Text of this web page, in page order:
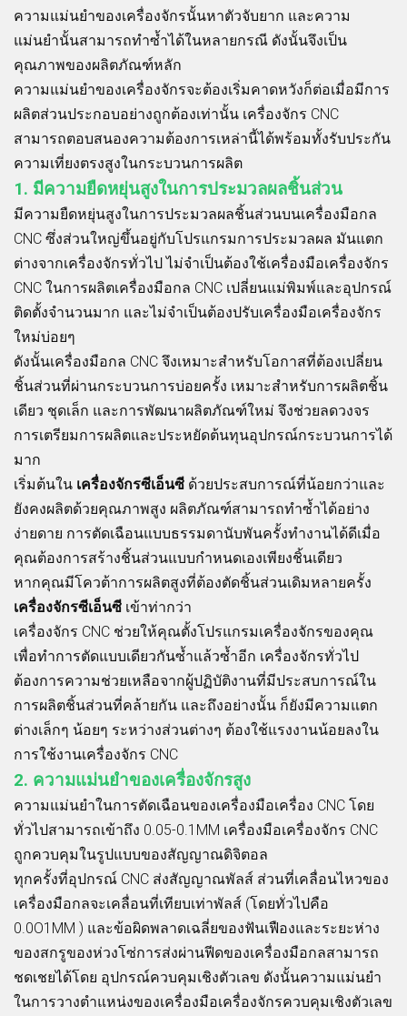
ความแม่นยำของเครื่องจักรนั้นหาตัวจับยาก และความ
แม่นยำนั้นสามารถทำซ้ำได้ในหลายกรณี ดังนั้นจึงเป็น
คุณภาพของผลิตภัณฑ์หลัก
ความแม่นยำของเครื่องจักรจะต้องเริ่มคาดหวังก็ต่อเมื่อมีการ
ผลิตส่วนประกอบอย่างถูกต้องเท่านั้น เครื่องจักร CNC
สามารถตอบสนองความต้องการเหล่านี้ได้พร้อมทั้งรับประกัน
ความเที่ยงตรงสูงในกระบวนการผลิต
1. มีความยืดหยุ่นสูงในการประมวลผลชิ้นส่วน
มีความยืดหยุ่นสูงในการประมวลผลชิ้นส่วนบนเครื่องมือกล
CNC ซึ่งส่วนใหญ่ขึ้นอยู่กับโปรแกรมการประมวลผล มันแตก
ต่างจากเครื่องจักรทั่วไป ไม่จำเป็นต้องใช้เครื่องมือเครื่องจักร
CNC ในการผลิตเครื่องมือกล CNC เปลี่ยนแม่พิมพ์และอุปกรณ์
ติดตั้งจำนวนมาก และไม่จำเป็นต้องปรับเครื่องมือเครื่องจักร
ใหม่บ่อยๆ
ดังนั้นเครื่องมือกล CNC จึงเหมาะสำหรับโอกาสที่ต้องเปลี่ยน
ชิ้นส่วนที่ผ่านกระบวนการบ่อยครั้ง เหมาะสำหรับการผลิตชิ้น
เดียว ชุดเล็ก และการพัฒนาผลิตภัณฑ์ใหม่ จึงช่วยลดวงจร
การเตรียมการผลิตและประหยัดต้นทุนอุปกรณ์กระบวนการได้
มาก
เริ่มต้นใน เครื่องจักรซีเอ็นซี ด้วยประสบการณ์ที่น้อยกว่าและ
ยังคงผลิตด้วยคุณภาพสูง ผลิตภัณฑ์สามารถทำซ้ำได้อย่าง
ง่ายดาย การตัดเฉือนแบบธรรมดานับพันครั้งทำงานได้ดีเมื่อ
คุณต้องการสร้างชิ้นส่วนแบบกำหนดเองเพียงชิ้นเดียว
หากคุณมีโควต้าการผลิตสูงที่ต้องตัดชิ้นส่วนเดิมหลายครั้ง
เครื่องจักรซีเอ็นซี เข้าท่ากว่า
เครื่องจักร CNC ช่วยให้คุณตั้งโปรแกรมเครื่องจักรของคุณ
เพื่อทำการตัดแบบเดียวกันซ้ำแล้วซ้ำอีก เครื่องจักรทั่วไป
ต้องการความช่วยเหลือจากผู้ปฏิบัติงานที่มีประสบการณ์ใน
การผลิตชิ้นส่วนที่คล้ายกัน และถึงอย่างนั้น ก็ยังมีความแตก
ต่างเล็กๆ น้อยๆ ระหว่างส่วนต่างๆ ต้องใช้แรงงานน้อยลงใน
การใช้งานเครื่องจักร CNC
2. ความแม่นยำของเครื่องจักรสูง
ความแม่นยำในการตัดเฉือนของเครื่องมือเครื่อง CNC โดย
ทั่วไปสามารถเข้าถึง 0.05-0.1MM เครื่องมือเครื่องจักร CNC
ถูกควบคุมในรูปแบบของสัญญาณดิจิตอล
ทุกครั้งที่อุปกรณ์ CNC ส่งสัญญาณพัลส์ ส่วนที่เคลื่อนไหวของ
เครื่องมือกลจะเคลื่อนที่เทียบเท่าพัลส์ (โดยทั่วไปคือ
0.0O1MM ) และข้อผิดพลาดเฉลี่ยของฟันเฟืองและระยะห่าง
ของสกรูของห่วงโซ่การส่งผ่านฟีดของเครื่องมือกลสามารถ
ชดเชยได้โดย อุปกรณ์ควบคุมเชิงตัวเลข ดังนั้นความแม่นยำ
ในการวางตำแหน่งของเครื่องมือเครื่องจักรควบคุมเชิงตัวเลข